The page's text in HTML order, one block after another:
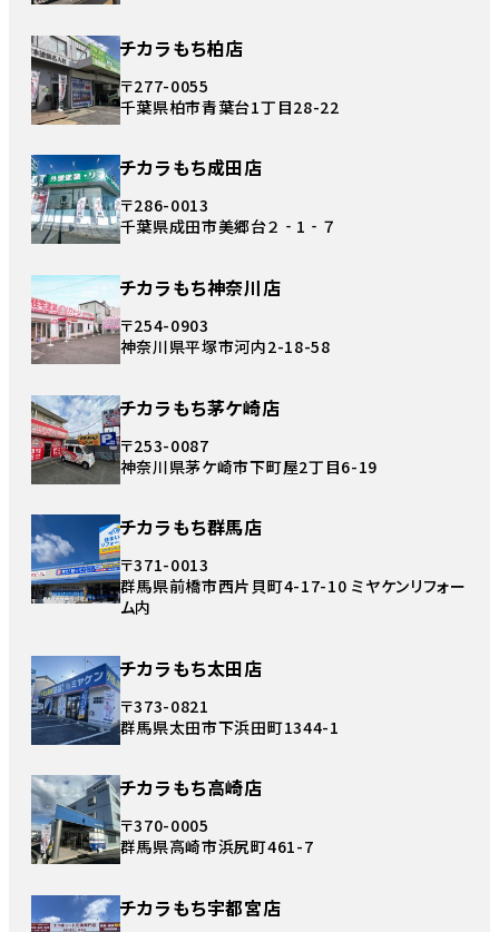
チカラもち柏店
〒277-0055
千葉県柏市青葉台1丁目28-22
チカラもち成田店
〒286-0013
千葉県成田市美郷台２‐1‐７
チカラもち神奈川店
〒254-0903
神奈川県平塚市河内2-18-58
チカラもち茅ケ崎店
〒253-0087
神奈川県茅ケ崎市下町屋2丁目6-19
チカラもち群馬店
〒371-0013
群馬県前橋市西片貝町4-17-10 ミヤケンリフォー
ム内
チカラもち太田店
〒373-0821
群馬県太田市下浜田町1344-1
チカラもち高崎店
〒370-0005
群馬県高崎市浜尻町461-7
チカラもち宇都宮店